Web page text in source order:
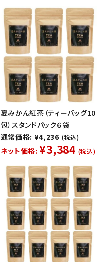
夏みかん紅茶（ティーバッグ10
包）スタンドパック６袋
通常価格: ¥4,236 (税込)
ネット価格: ¥3,384 (税込)